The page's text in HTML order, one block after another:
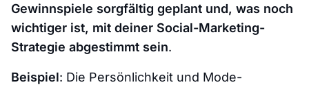
Gewinnspiele sorgfältig geplant und, was noch
wichtiger ist, mit deiner Social-Marketing-
Strategie abgestimmt sein.
Beispiel: Die Persönlichkeit und Mode-